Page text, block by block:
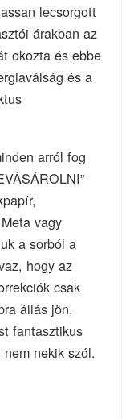
lecsorgott
árakban az
okozta és ebbe
és a
arról fog
vagy
a sorból a
hogy az
csak
állás jön,
fantasztikus
nekik szól.